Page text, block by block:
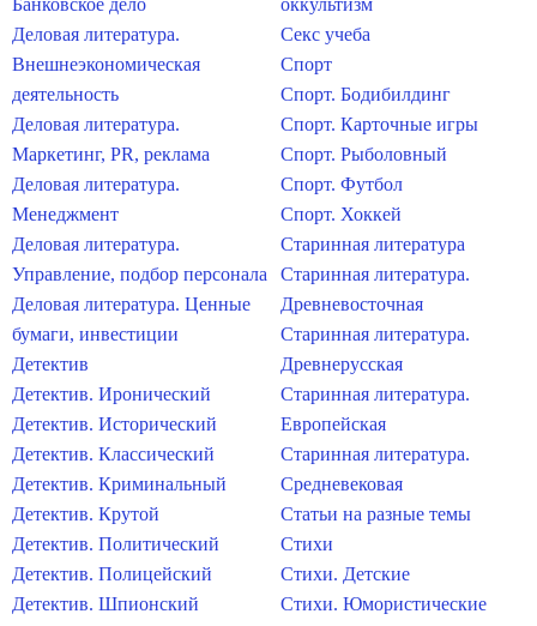
Банковское дело
Деловая литература.
Внешнеэкономическая
деятельность
Деловая литература.
Маркетинг, PR, реклама
Деловая литература.
Менеджмент
Деловая литература.
Управление, подбор персонала
Деловая литература. Ценные
бумаги, инвестиции
Детектив
Детектив. Иронический
Детектив. Исторический
Детектив. Классический
Детектив. Криминальный
Детектив. Крутой
Детектив. Политический
Детектив. Полицейский
Детектив. Шпионский
оккультизм
Секс учеба
Спорт
Спорт. Бодибилдинг
Спорт. Карточные игры
Спорт. Рыболовный
Спорт. Футбол
Спорт. Хоккей
Старинная литература
Старинная литература.
Древневосточная
Старинная литература.
Древнерусская
Старинная литература.
Европейская
Старинная литература.
Средневековая
Статьи на разные темы
Стихи
Стихи. Детские
Стихи. Юмористические